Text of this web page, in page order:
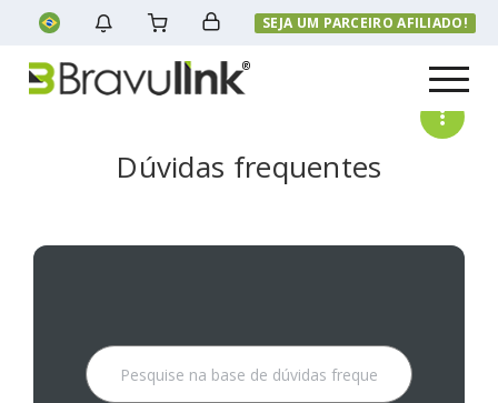
SEJA UM PARCEIRO AFILIADO!
Menu
Dúvidas frequentes